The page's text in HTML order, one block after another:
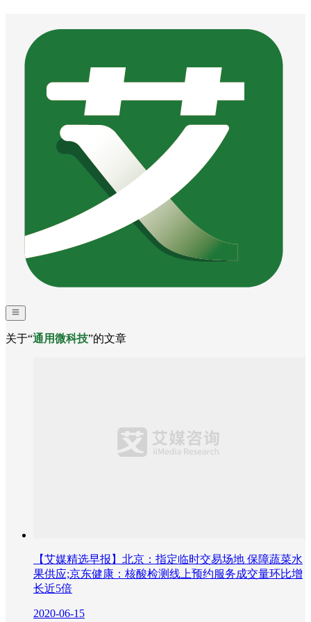
关于“通用微科技”的文章
【艾媒精选早报】北京：指定临时交易场地 保障蔬菜水
果供应;京东健康：核酸检测线上预约服务成交量环比增
长近5倍
2020-06-15